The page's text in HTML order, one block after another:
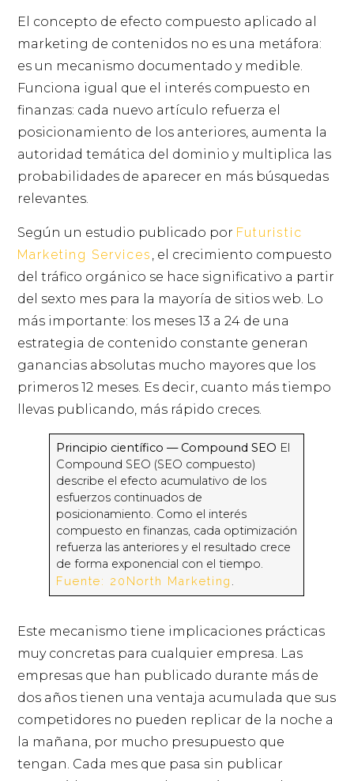
El concepto de efecto compuesto aplicado al
marketing de contenidos no es una metáfora:
es un mecanismo documentado y medible.
Funciona igual que el interés compuesto en
finanzas: cada nuevo artículo refuerza el
posicionamiento de los anteriores, aumenta la
autoridad temática del dominio y multiplica las
probabilidades de aparecer en más búsquedas
relevantes.
Según un estudio publicado por Futuristic
Marketing Services , el crecimiento compuesto
del tráfico orgánico se hace significativo a partir
del sexto mes para la mayoría de sitios web. Lo
más importante: los meses 13 a 24 de una
estrategia de contenido constante generan
ganancias absolutas mucho mayores que los
primeros 12 meses. Es decir, cuanto más tiempo
llevas publicando, más rápido creces.
Principio científico — Compound SEO El
Compound SEO (SEO compuesto)
describe el efecto acumulativo de los
esfuerzos continuados de
posicionamiento. Como el interés
compuesto en finanzas, cada optimización
refuerza las anteriores y el resultado crece
de forma exponencial con el tiempo.
Fuente: 20North Marketing
Este mecanismo tiene implicaciones prácticas
muy concretas para cualquier empresa. Las
empresas que han publicado durante más de
dos años tienen una ventaja acumulada que sus
competidores no pueden replicar de la noche a
la mañana, por mucho presupuesto que
tengan. Cada mes que pasa sin publicar